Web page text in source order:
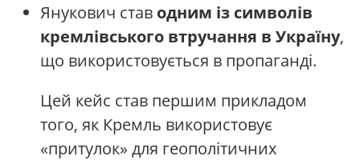
Янукович став одним із символів
кремлівського втручання в Україну,
що використовується в пропаганді.
Цей кейс став першим прикладом
того, як Кремль використовує
«притулок» для геополітичних